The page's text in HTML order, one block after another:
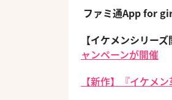
ファミ通App for
【イケメンシリーズ
ャンペーンが開催
【新作】『イケメ